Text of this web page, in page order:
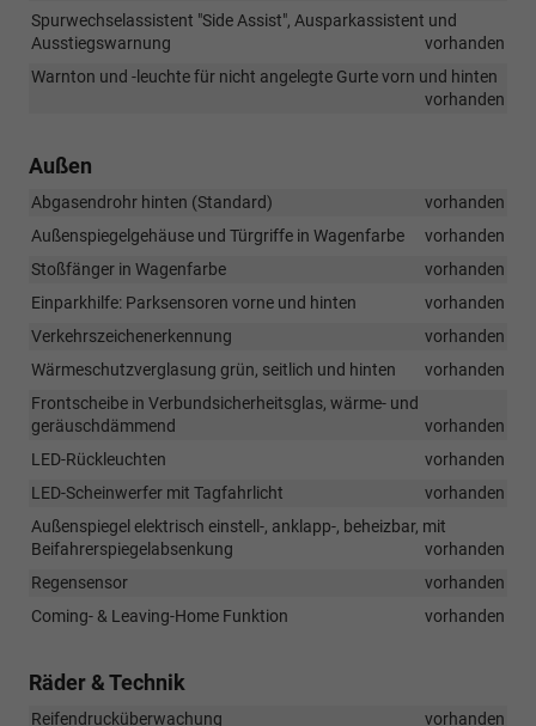
Spurwechselassistent "Side Assist", Ausparkassistent und
Ausstiegswarnung
vorhanden
Warnton und -leuchte für nicht angelegte Gurte vorn und hinten
vorhanden
Außen
Abgasendrohr hinten (Standard)
vorhanden
Außenspiegelgehäuse und Türgriffe in Wagenfarbe
vorhanden
Stoßfänger in Wagenfarbe
vorhanden
Einparkhilfe: Parksensoren vorne und hinten
vorhanden
Verkehrszeichenerkennung
vorhanden
Wärmeschutzverglasung grün, seitlich und hinten
vorhanden
Frontscheibe in Verbundsicherheitsglas, wärme- und
geräuschdämmend
vorhanden
LED-Rückleuchten
vorhanden
LED-Scheinwerfer mit Tagfahrlicht
vorhanden
Außenspiegel elektrisch einstell-, anklapp-, beheizbar, mit
Beifahrerspiegelabsenkung
vorhanden
Regensensor
vorhanden
Coming- & Leaving-Home Funktion
vorhanden
Räder & Technik
Reifendrucküberwachung
vorhanden